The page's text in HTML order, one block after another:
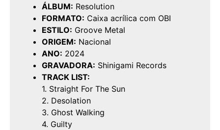
ÁLBUM: Resolution
FORMATO: Caixa acrílica com OBI
ESTILO: Groove Metal
ORIGEM: Nacional
ANO: 2024
GRAVADORA: Shinigami Records
TRACK LIST:
1. Straight For The Sun
2. Desolation
3. Ghost Walking
4. Guilty